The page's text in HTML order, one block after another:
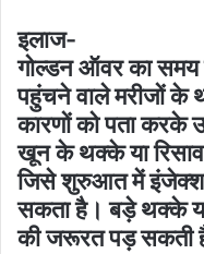
इलाज-
गोल्डन ऑवर का समय
पहुंचने वाले मरीजों
कारणों को पता करके
खून के थक्के या रिसाव
जिसे शुरुआत में
सकता है। बड़े थक्के या
की जरूरत पड़ सकती